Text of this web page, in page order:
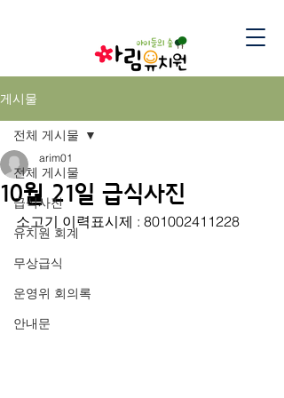
게시물
전체 게시물
급식사진
유치원 회계
무상급식
운영위 회의록
안내문
전체 게시물
10월 21일 급식사진
arim01
소고기 이력표시제 : 801002411228